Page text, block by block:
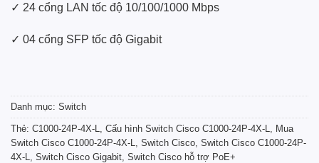
✓ 24 cổng LAN tốc độ 10/100/1000 Mbps
✓ 04 cổng SFP tốc độ Gigabit
Danh mục: Switch
Thẻ: C1000-24P-4X-L Cấu hình Switch Cisco C1000-24P-4X-L
Mua
Switch Cisco C1000-24P-4X-L
Switch Cisco Switch Cisco C1000-24P-
4X-L
Switch Cisco Gigabit Switch Cisco hỗ trợ PoE+